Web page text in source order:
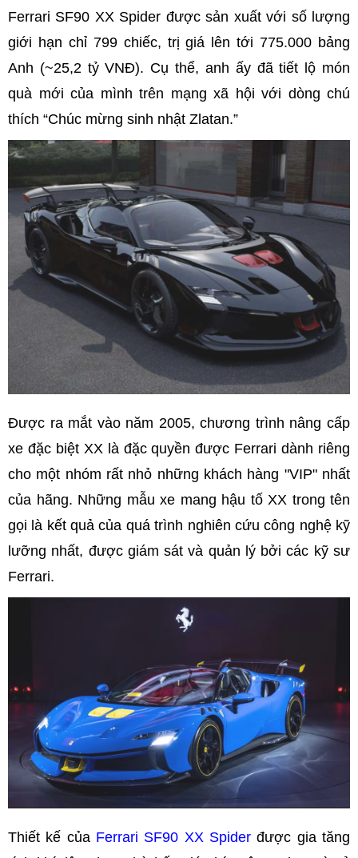
Ferrari SF90 XX Spider được sản xuất với số lượng
giới hạn chỉ 799 chiếc, trị giá lên tới 775.000 bảng
Anh (~25,2 tỷ VNĐ). Cụ thể, anh ấy đã tiết lộ món
quà mới của mình trên mạng xã hội với dòng chú
thích “Chúc mừng sinh nhật Zlatan.”
Được ra mắt vào năm 2005, chương trình nâng cấp
xe đặc biệt XX là đặc quyền được Ferrari dành riêng
cho một nhóm rất nhỏ những khách hàng "VIP" nhất
của hãng. Những mẫu xe mang hậu tố XX trong tên
gọi là kết quả của quá trình nghiên cứu công nghệ kỹ
lưỡng nhất, được giám sát và quản lý bởi các kỹ sư
Ferrari.
Thiết kế của Ferrari SF90 XX Spiderđược gia tăng